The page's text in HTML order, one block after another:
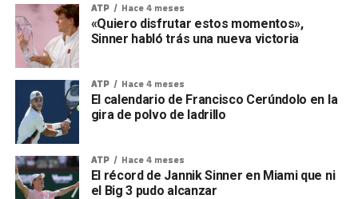
ATP Hace 4 meses
«Quiero disfrutar estos momentos»,
Sinner habló trás una nueva victoria
ATP Hace 4 meses
El calendario de Francisco Cerúndolo en la
gira de polvo de ladrillo
ATP Hace 4 meses
El récord de Jannik Sinner en Miami que ni
el Big 3 pudo alcanzar